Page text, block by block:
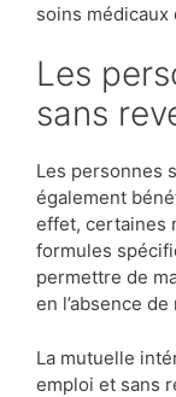
soins
Les personnes sans emploi et
sans
Les personnes
également
effet, certaines
formules
permettre de
en l’absence
La mutuelle
emploi et sans